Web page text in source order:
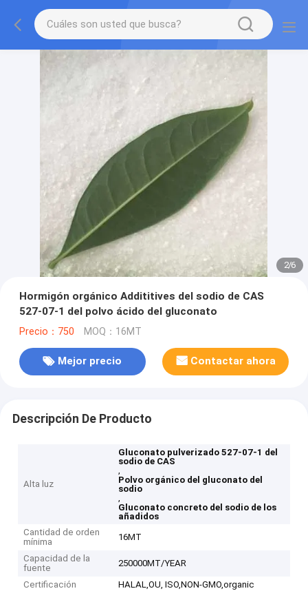
2/6
Hormigón orgánico Addititives del sodio de CAS
527-07-1 del polvo ácido del gluconato
Precio：750 MOQ：16MT
Mejor precio Contactar ahora
Descripción De Producto
Alta luz
Gluconato pulverizado 527-07-1 del
sodio de CAS
,
Polvo orgánico del gluconato del
sodio
,
Gluconato concreto del sodio de los
añadidos
Cantidad de orden
mínima
16MT
Capacidad de la
fuente
250000MT/YEAR
Certificación
HALAL,OU, ISO,NON-GMO,organic